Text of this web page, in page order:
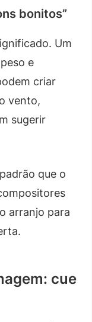
bonitos”
Um
e
criar
vento,
sugerir
que o
arranjo para
cue